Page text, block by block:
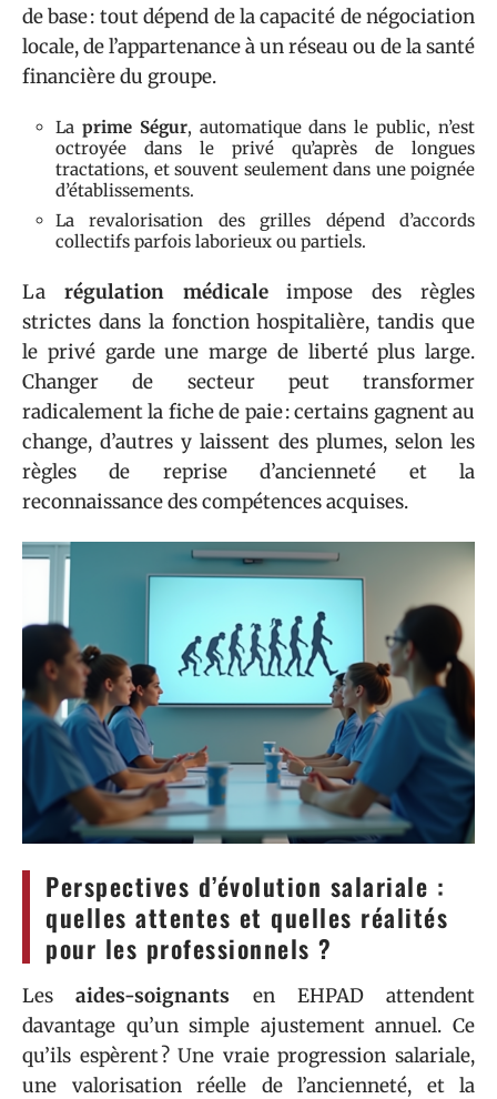
de base : tout dépend de la capacité de négociation
locale, de l’appartenance à un réseau ou de la santé
financière du groupe.
La prime Ségur, automatique dans le public, n’est
octroyée dans le privé qu’après de longues
tractations, et souvent seulement dans une poignée
d’établissements.
La revalorisation des grilles dépend d’accords
collectifs parfois laborieux ou partiels.
La régulation médicaleimpose des règles
strictes dans la fonction hospitalière, tandis que
le privé garde une marge de liberté plus large.
Changer de secteur peut transformer
radicalement la fiche de paie : certains gagnent au
change, d’autres y laissent des plumes, selon les
règles de reprise d’ancienneté et la
reconnaissance des compétences acquises.
Perspectives d’évolution salariale :
quelles attentes et quelles réalités
pour les professionnels ?
Lesaides-soignants en EHPAD attendent
davantage qu’un simple ajustement annuel. Ce
qu’ils espèrent ? Une vraie progression salariale,
une valorisation réelle de l’ancienneté, et la